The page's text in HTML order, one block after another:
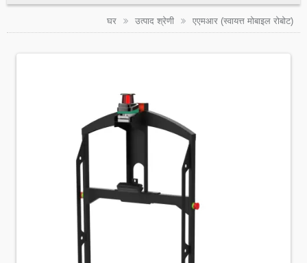
घर उत्पाद श्रेणी एएमआर (स्वायत्त मोबाइल रोबोट)